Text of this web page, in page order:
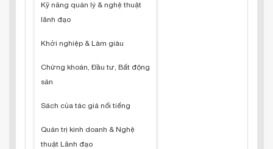
Kỹ năng quản lý & nghệ thuật
lãnh đạo
Khởi nghiệp & Làm giàu
Chứng khoán, Đầu tư, Bất động
sản
Sách của tác giả nổi tiếng
Quản trị kinh doanh & Nghệ
thuật Lãnh đạo